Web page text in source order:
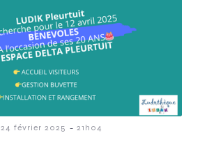
24 février 2025 - 21h04